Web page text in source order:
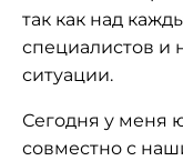
так как над
специалистов и
ситуации.
Сегодня у меня
совместно с